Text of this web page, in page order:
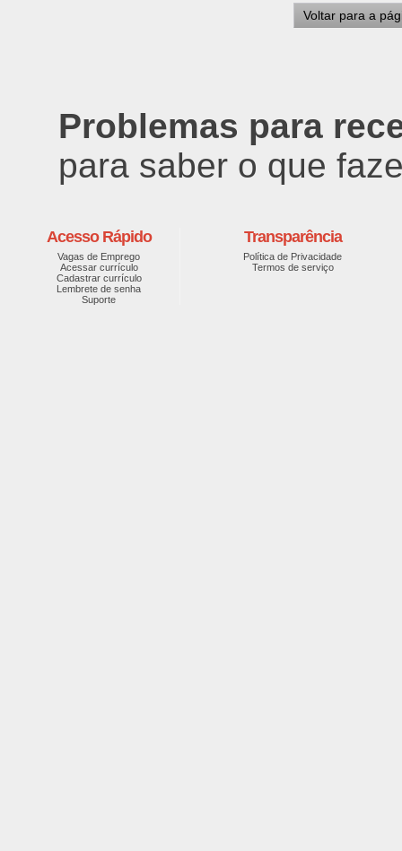
Voltar para a
Problemas para
para saber o que
Acesso Rápido
Vagas de Emprego
Acessar currículo
Cadastrar currículo
Lembrete de senha
Suporte
Transparência
Política de Privacidade
Termos de serviço